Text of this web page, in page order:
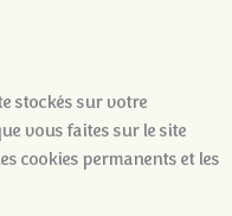
stockés sur votre
vous faites sur le site
cookies permanents et les